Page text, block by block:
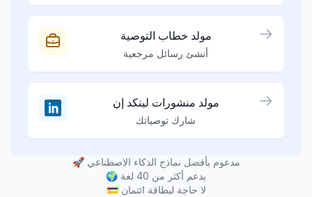
مولد خطاب التوصية
أنشئ رسائل مرجعية
مولد منشورات لينكد إن
شارك توصياتك
🚀 مدعوم بأفضل نماذج الذكاء الاصطناعي
🌍
يدعم أكثر من 40 لغة
💳 لا حاجة لبطاقة ائتمان